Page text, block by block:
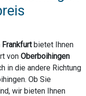
bietet Ihnen
von Oberboihingen
in die andere Richtung
Ob Sie
wir bieten Ihnen